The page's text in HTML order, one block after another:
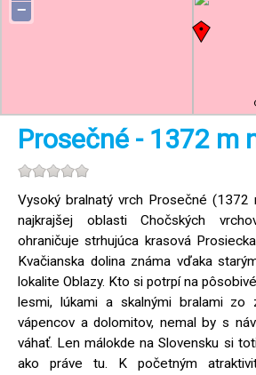
−
Prosečné - 1372 m
Vysoký bralnatý vrch Prosečné (1372
najkrajšej oblasti Chočských
ohraničuje strhujúca krasová
Kvačianska dolina známa vďaka
lokalite Oblazy. Kto si potrpí na
lesmi, lúkami a skalnými bralami zo
vápencov a dolomitov, nemal by s
váhať. Len málokde na Slovensku si
ako práve tu. K početným